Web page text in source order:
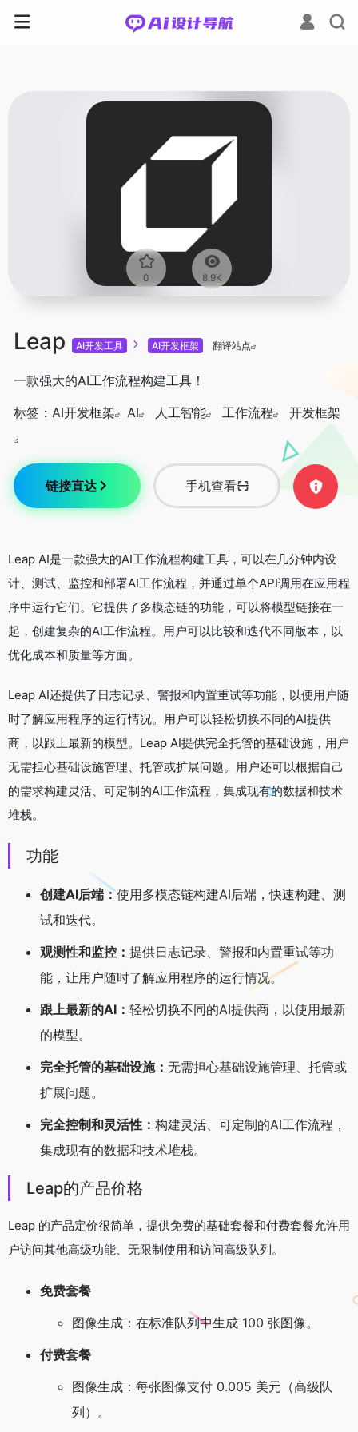
0 8.9K
Leap AI开发工具 AI开发框架 翻译站点
一款强大的AI工作流程构建工具！
标签： AI开发框架 AI 人工智能 工作流程 开发框架
链接直达 手机查看
Leap AI是一款强大的AI工作流程构建工具，可以在几分钟内设
计、测试、监控和部署AI工作流程，并通过单个API调用在应用程
序中运行它们。它提供了多模态链的功能，可以将模型链接在一
起，创建复杂的AI工作流程。用户可以比较和迭代不同版本，以
优化成本和质量等方面。
Leap AI还提供了日志记录、警报和内置重试等功能，以便用户随
时了解应用程序的运行情况。用户可以轻松切换不同的AI提供
商，以跟上最新的模型。Leap AI提供完全托管的基础设施，用户
无需担心基础设施管理、托管或扩展问题。用户还可以根据自己
的需求构建灵活、可定制的AI工作流程，集成现有的数据和技术
堆栈。
功能
创建AI后端：使用多模态链构建AI后端，快速构建、测
试和迭代。
观测性和监控： 提供日志记录、警报和内置重试等功
能，让用户随时了解应用程序的运行情况。
跟上最新的AI： 轻松切换不同的AI提供商，以使用最新
的模型。
完全托管的基础设施： 无需担心基础设施管理、托管或
扩展问题。
完全控制和灵活性： 构建灵活、可定制的AI工作流程，
集成现有的数据和技术堆栈。
Leap的产品价格
Leap 的产品定价很简单，提供免费的基础套餐和付费套餐允许用
户访问其他高级功能、无限制使用和访问高级队列。
免费套餐
图像生成：在标准队列中生成 100 张图像。
付费套餐
图像生成：每张图像支付 0.005 美元（高级队
列）。